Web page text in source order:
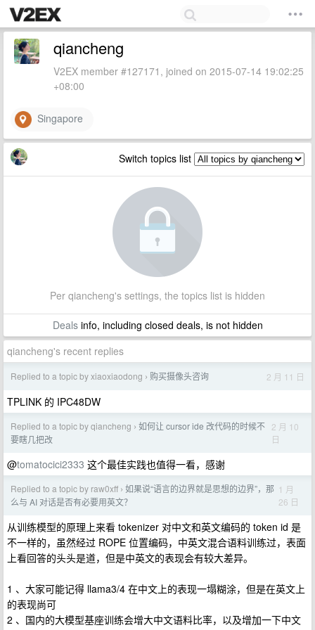
qiancheng
V2EX member #127171, joined on 2015-07-14 19:02:25
+08:00
Singapore
Switch topics list
Per qiancheng's settings, the topics list is hidden
Dealsinfo, including closed deals, is not hidden
qiancheng's recent replies
Replied to a topic by xiaoxiaodong › 购买摄像头咨询 2 月 11 日
TPLINK 的 IPC48DW
Replied to a topic by qiancheng › 如何让 cursor ide 改代码的时候不
要瞎几把改
2 月 10
日
@tomatocici2333 这个最佳实践也值得一看，感谢
Replied to a topic by raw0xff › 如果说“语言的边界就是思想的边界”，那
么与 AI 对话是否有必要用英文？
1 月
26 日
从训练模型的原理上来看 tokenizer 对中文和英文编码的 token id 是
不一样的，虽然经过 ROPE 位置编码，中英文混合语料训练过，表面
上看回答的头头是道，但是中英文的表现会有较大差异。
1 、大家可能记得 llama3/4 在中文上的表现一塌糊涂，但是在英文上
的表现尚可
2 、国内的大模型基座训练会增大中文语料比率，以及增加一下中文